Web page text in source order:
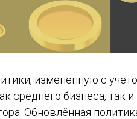
изменённую с
среднего бизнеса, так
Обновлённая